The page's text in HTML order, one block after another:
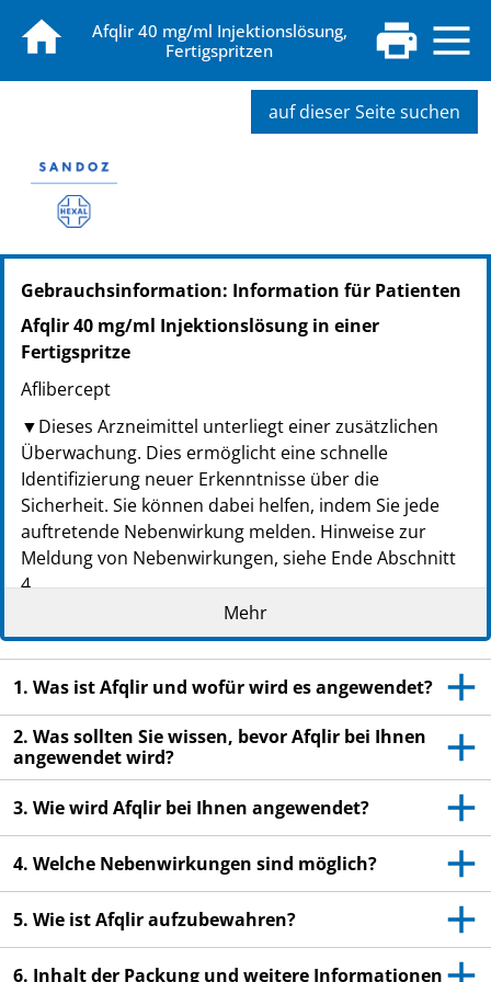
Afqlir 40 mg/ml Injektionslösung,
Fertigspritzen
auf dieser Seite suchen
PZN: 19342192
PPN: 111934219259
NTIN: 04150193421925
Gebrauchsinformation: Information für Patienten
Afqlir 40 mg/ml Injektionslösung in einer
Fertigspritze
Aflibercept
▼Dieses Arzneimittel unterliegt einer zusätzlichen
Überwachung. Dies ermöglicht eine schnelle
Identifizierung neuer Erkenntnisse über die
Sicherheit. Sie können dabei helfen, indem Sie jede
auftretende Nebenwirkung melden. Hinweise zur
Meldung von Nebenwirkungen, siehe Ende Abschnitt
4.
Lesen Sie die gesamte Packungsbeilage sorgfältig
durch, bevor bei Ihnen dieses Arzneimittel
angewendet wird, denn sie enthält wichtige
Informationen.
Heben Sie die Packungsbeilage auf. Vielleicht
möchten Sie diese später nochmals lesen.
an Ihren Arzt.
Wenn Sie Nebenwirkungen bemerken, wenden Sie
sich an Ihren Arzt. Dies gilt auch für
Nebenwirkungen, die nicht in dieser
Packungsbeilage angegeben sind. Siehe Abschnitt
Mehr
1. Was ist Afqlir und wofür wird es angewendet?
2. Was sollten Sie wissen, bevor Afqlir bei Ihnen
angewendet wird?
3. Wie wird Afqlir bei Ihnen angewendet?
4. Welche Nebenwirkungen sind möglich?
5. Wie ist Afqlir aufzubewahren?
6. Inhalt der Packung und weitere Informationen